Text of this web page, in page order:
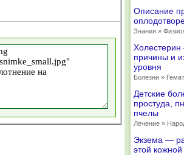
Описание
Знания »
причины и
уровня
Болезни »
Детские
простуда,
пчелы
Лечение »
Экзема —
этой